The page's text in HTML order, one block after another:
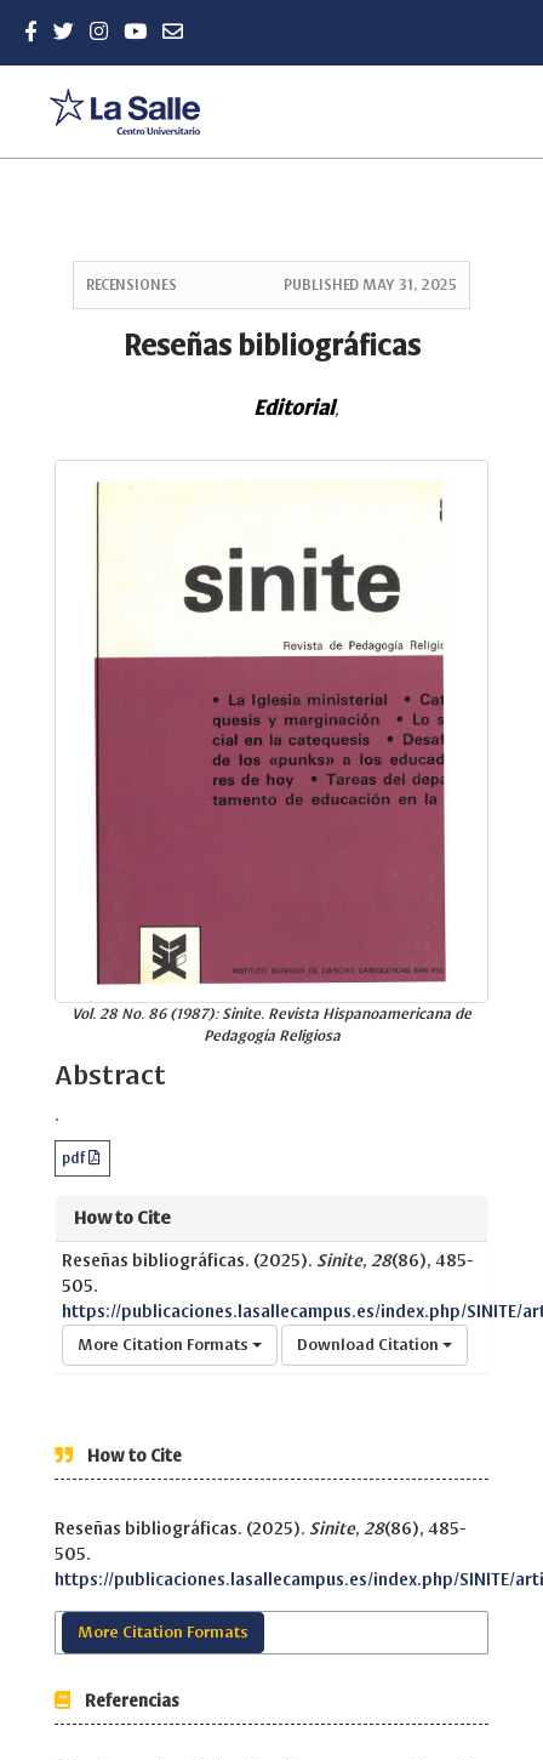
Content
Sidebar
RECENSIONES PUBLISHED MAY 31, 2025
Reseñas bibliográficas
Editorial,
Vol. 28 No. 86 (1987): Sinite. Revista Hispanoamericana de
Pedagogía Religiosa
Abstract
.
pdf
How to Cite
Reseñas bibliográficas. (2025). Sinite, 28(86), 485-
505.
https://publicaciones.lasallecampus.es/index.php/SINITE/
More Citation Formats Download Citation
How to Cite
Reseñas bibliográficas. (2025). Sinite, 28(86), 485-
505.
https://publicaciones.lasallecampus.es/index.php/SINITE/
More Citation Formats
Referencias